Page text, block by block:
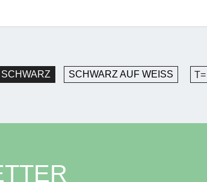
SCHWARZ AUF WEISS T=